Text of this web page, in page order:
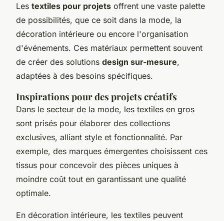
Les textiles pour projets offrent une vaste palette
de possibilités, que ce soit dans la mode, la
décoration intérieure ou encore l'organisation
d'événements. Ces matériaux permettent souvent
de créer des solutions design sur-mesure,
adaptées à des besoins spécifiques.
Inspirations pour des projets créatifs
Dans le secteur de la mode, les textiles en gros
sont prisés pour élaborer des collections
exclusives, alliant style et fonctionnalité. Par
exemple, des marques émergentes choisissent ces
tissus pour concevoir des pièces uniques à
moindre coût tout en garantissant une qualité
optimale.
En décoration intérieure, les textiles peuvent